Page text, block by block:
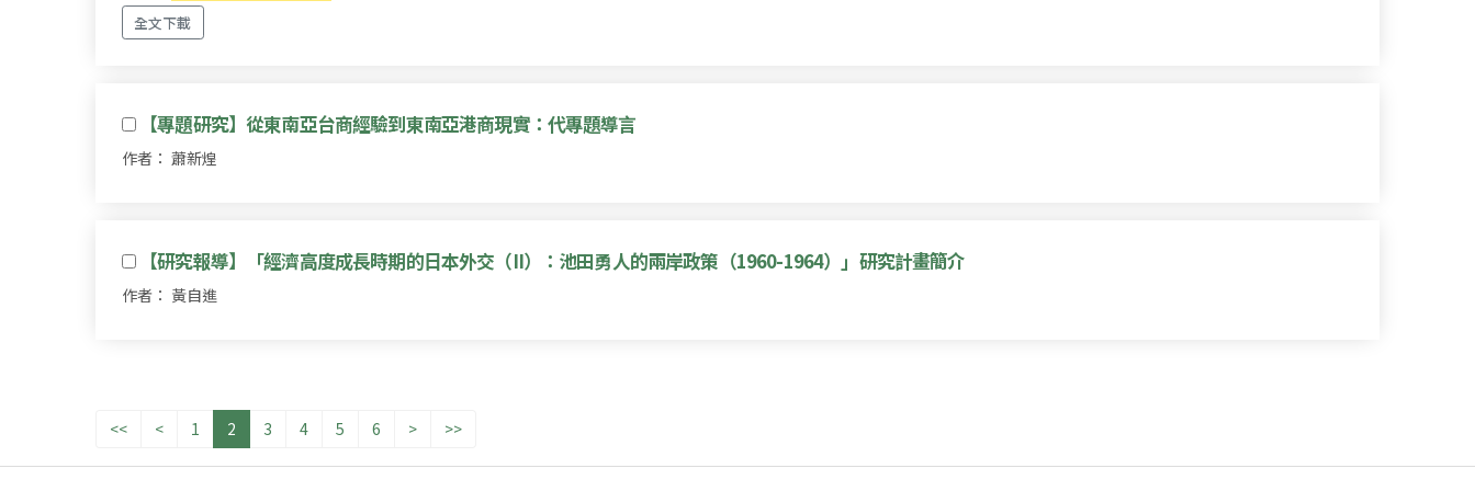
全文下載
【專題研究】從東南亞台商經驗到東南亞港商現實：代專題導言
作者： 蕭新煌
【研究報導】「經濟高度成長時期的日本外交（II）：池田勇人的兩岸政策（1960-1964）」研究計畫簡介
作者： 黃自進
<< < 1 2 3 4 5 6 > >>